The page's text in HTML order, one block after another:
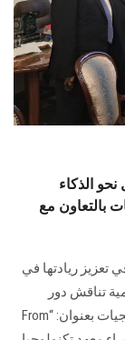
الذكاء
بالتعاون مع
تعزيز ريادتها في
تناقش دور
الذكاء الاصطناعي الوكيل في تطوير واختبار البرمجيات بعنوان: “From